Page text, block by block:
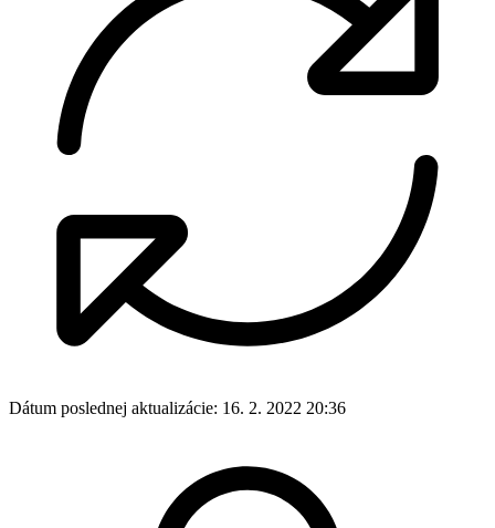
Dátum poslednej aktualizácie: 16. 2. 2022 20:36